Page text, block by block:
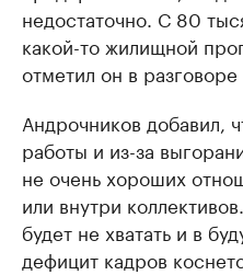
недостаточно. С 80
какой-то жилищной
отметил он в
Андрочников добавил,
работы и из-за
не очень хороших
или внутри
будет не хватать и в
дефицит кадров